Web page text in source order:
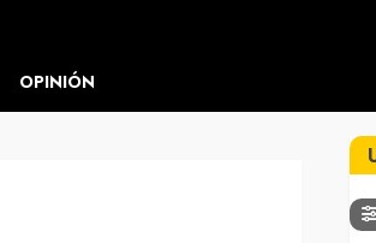
OPINIÓN